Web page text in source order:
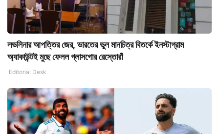
লভলিনার আপত্তির জের, ভারতের ভুল মানচিত্র বিতর্কে ইনস্টাগ্রাম
অ্যাকাউন্টই মুছে ফেলল গ্লাসগোর রেস্তোরাঁ
Editorial Desk